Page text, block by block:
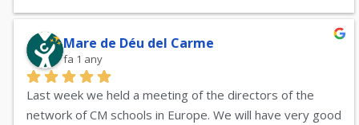
the field of health, given its silence and comfort. Thank
you very much for the moments lived with you! Hugs
from Torremolinos (Málaga). WE WILL BE BACK!
Mare de Déu del Carme
fa 1 any
Last week we held a meeting of the directors of the
network of CM schools in Europe. We will have very good